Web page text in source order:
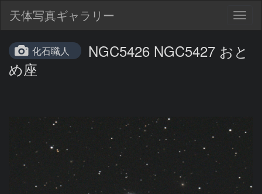
天体写真ギャラリー
化石職人
NGC5426 NGC5427 おと
め座